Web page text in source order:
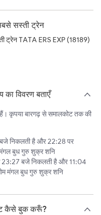
सस्ती ट्रेन
ट्रेन TATA ERS EXP (18189)
विवरण बताएँ
कृपया बारगढ़ से समालकोट तक की
निकलती है और 22:28 पर
बुध गुरु शुक्र शनि
23:27 बजे निकलती है और 11:04
मंगल बुध गुरु शुक्र शनि
कैसे बुक करूँ?